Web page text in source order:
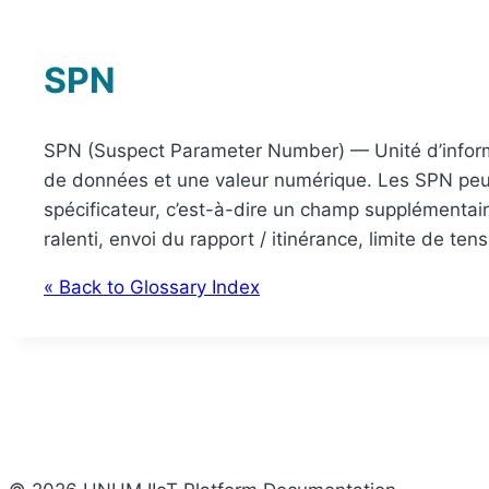
SPN
SPN (Suspect Parameter Number) — Unité
de données et une valeur numérique. Les SPN
spécificateur, c’est-à-dire un champ
ralenti, envoi du rapport / itinérance, limite de
« Back to Glossary Index